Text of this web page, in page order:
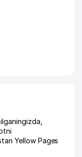
Yellow Pages